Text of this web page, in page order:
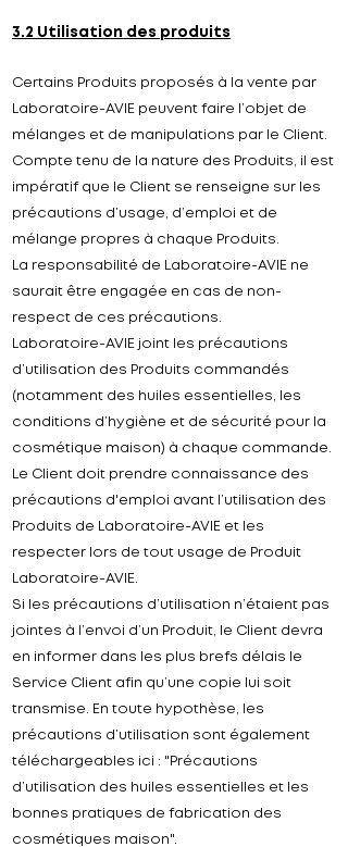
3.2 Utilisation des produits
Certains Produits proposés à la vente par
Laboratoire-AVIE peuvent faire l’objet de
mélanges et de manipulations par le Client.
Compte tenu de la nature des Produits, il est
impératif que le Client se renseigne sur les
précautions d’usage, d’emploi et de
mélange propres à chaque Produits.
La responsabilité de Laboratoire-AVIE ne
saurait être engagée en cas de non-
respect de ces précautions.
Laboratoire-AVIE joint les précautions
d’utilisation des Produits commandés
(notamment des huiles essentielles, les
conditions d’hygiène et de sécurité pour la
cosmétique maison) à chaque commande.
Le Client doit prendre connaissance des
précautions d'emploi avant l’utilisation des
Produits de Laboratoire-AVIE et les
respecter lors de tout usage de Produit
Laboratoire-AVIE.
Si les précautions d’utilisation n’étaient pas
jointes à l’envoi d’un Produit, le Client devra
en informer dans les plus brefs délais le
Service Client afin qu’une copie lui soit
transmise. En toute hypothèse, les
précautions d’utilisation sont également
téléchargeables ici : "Précautions
d’utilisation des huiles essentielles et les
bonnes pratiques de fabrication des
cosmétiques maison".